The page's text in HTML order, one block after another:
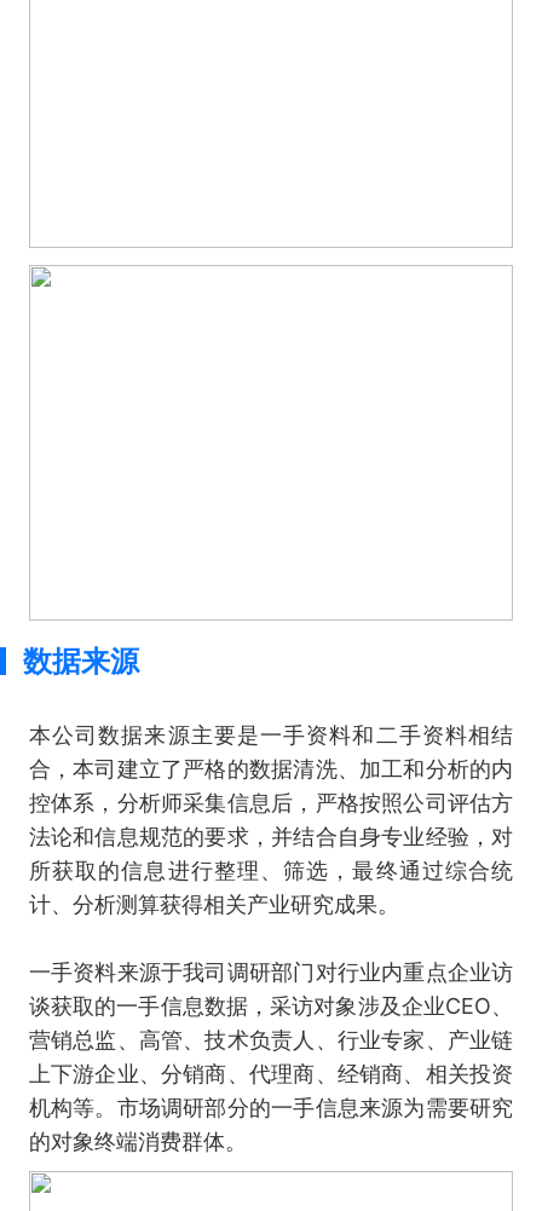
数据来源
本公司数据来源主要是一手资料和二手资料相结
合，本司建立了严格的数据清洗、加工和分析的内
控体系，分析师采集信息后，严格按照公司评估方
法论和信息规范的要求，并结合自身专业经验，对
所获取的信息进行整理、筛选，最终通过综合统
计、分析测算获得相关产业研究成果。
一手资料来源于我司调研部门对行业内重点企业访
谈获取的一手信息数据，采访对象涉及企业CEO、
营销总监、高管、技术负责人、行业专家、产业链
上下游企业、分销商、代理商、经销商、相关投资
机构等。市场调研部分的一手信息来源为需要研究
的对象终端消费群体。